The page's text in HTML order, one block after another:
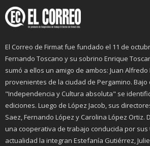
El Correo de Firmat fue fundado el 11 de
Fernando Toscano y su sobrino Enrique
sumó a ellos un amigo de ambos: Juan Alfredo
provenientes de la ciudad de Pergamino. Bajo
"Independencia y Cultura absoluta" se
ediciones. Luego de López Jacob, sus
Saez, Fernando López y Carolina López Ortiz.
una cooperativa de trabajo conducida por sus
actualidad la integran Estefanía Gutiérrez,